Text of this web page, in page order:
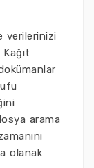
verilerinizi
arama
olanak